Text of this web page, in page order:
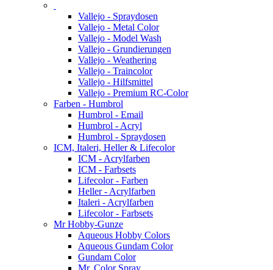
Vallejo - Spraydosen
Vallejo - Metal Color
Vallejo - Model Wash
Vallejo - Grundierungen
Vallejo - Weathering
Vallejo - Traincolor
Vallejo - Hilfsmittel
Vallejo - Premium RC-Color
Farben - Humbrol
Humbrol - Email
Humbrol - Acryl
Humbrol - Spraydosen
ICM, Italeri, Heller & Lifecolor
ICM - Acrylfarben
ICM - Farbsets
Lifecolor - Farben
Heller - Acrylfarben
Italeri - Acrylfarben
Lifecolor - Farbsets
Mr Hobby-Gunze
Aqueous Hobby Colors
Aqueous Gundam Color
Gundam Color
Mr. Color Spray